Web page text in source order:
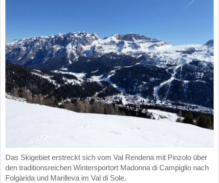
Das Skigebiet erstreckt sich vom Val Rendena mit Pinzolo über
den traditionsreichen Wintersportort Madonna di Campiglio nach
Folgàrida und Marilleva im Val di Sole.